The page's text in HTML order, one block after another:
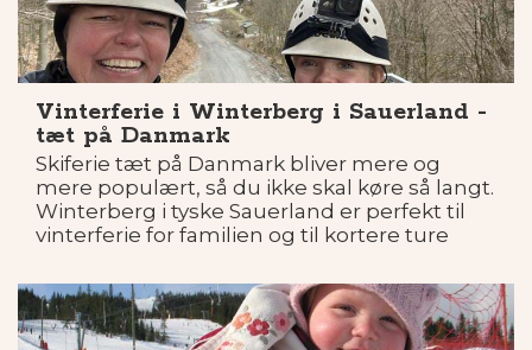
Vinterferie i Winterberg i Sauerland -
tæt på Danmark
Skiferie tæt på Danmark bliver mere og
mere populært, så du ikke skal køre så langt.
Winterberg i tyske Sauerland er perfekt til
vinterferie for familien og til kortere ture